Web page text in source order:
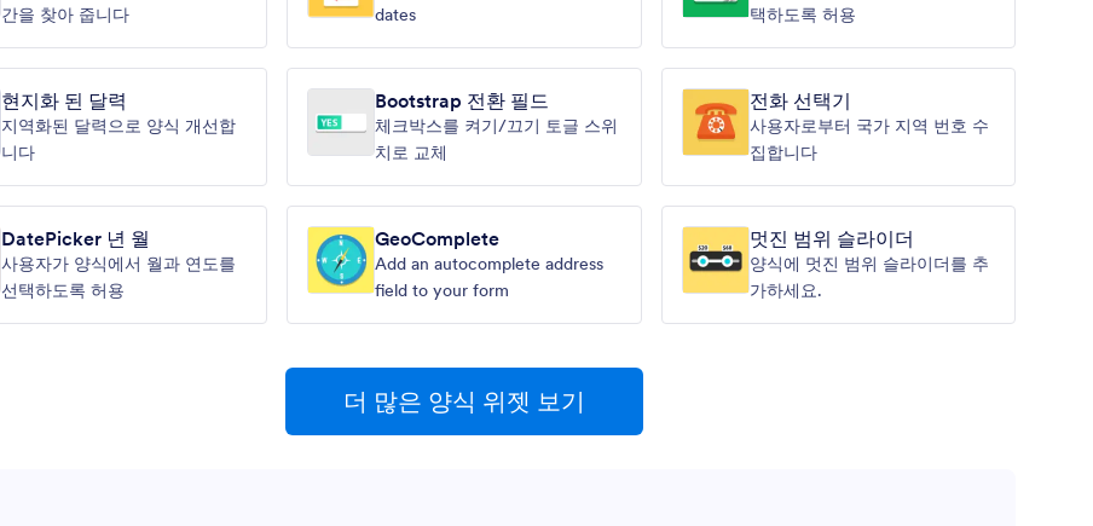
간을 찾아 줍니다
dates
택하도록 허용
현지화 된 달력
지역화된 달력으로 양식 개선합
니다
Bootstrap 전환 필드
체크박스를 켜기/끄기 토글 스위
치로 교체
전화 선택기
사용자로부터 국가 지역 번호 수
집합니다
DatePicker 년 월
사용자가 양식에서 월과 연도를
선택하도록 허용
GeoComplete
Add an autocomplete address
field to your form
멋진 범위 슬라이더
양식에 멋진 범위 슬라이더를 추
가하세요.
더 많은 양식 위젯 보기